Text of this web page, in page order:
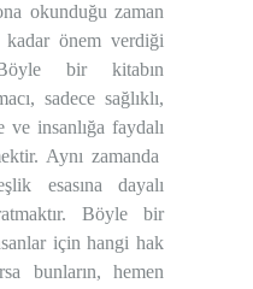
okunduğu zaman
kadar önem verdiği
bir kitabın
sadece sağlıklı,
insanlığa faydalı
Aynı zamanda
esasına dayalı
Böyle bir
için hangi hak
bunların, hemen